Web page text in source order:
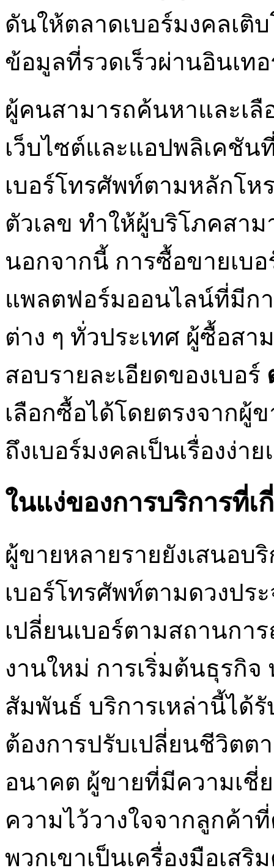
ดันให้ตลาดเบอร์มงคลเติ
ข้อมูลที่รวดเร็วผ่านอินเทอ
ผู้คนสามารถค้นหาและเลื
เว็บไซต์และแอปพลิเคชัน
เบอร์โทรศัพท์ตามหลักโห
ตัวเลข ทำให้ผู้บริโภคสา
นอกจากนี้ การซื้อขายเบ
แพลตฟอร์มออนไลน์ที่มีก
ต่าง ๆ ทั่วประเทศ ผู้ซื้อสา
สอบรายละเอียดของเบอร์
เลือกซื้อได้โดยตรงจากผู้
ถึงเบอร์มงคลเป็นเรื่องง่
ในแง่ของการบริการที่เ
ผู้ขายหลายรายยังเสนอบ
เบอร์โทรศัพท์ตามดวงปร
เปลี่ยนเบอร์ตามสถานกา
งานใหม่ การเริ่มต้นธุรกิ
สัมพันธ์ บริการเหล่านี้ได้
ต้องการปรับเปลี่ยนชีวิตต
อนาคต ผู้ขายที่มีความเชี่
ความไว้วางใจจากลูกค้า
พวกเขาเป็นเครื่องมือเส